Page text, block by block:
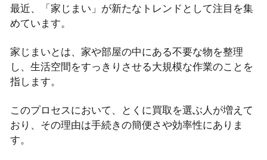
最近、「家じまい」が新たなトレンドとして注目を集
めています。
家じまいとは、家や部屋の中にある不要な物を整理
し、生活空間をすっきりさせる大規模な作業のことを
指します。
このプロセスにおいて、とくに買取を選ぶ人が増えて
おり、その理由は手続きの簡便さや効率性にありま
す。